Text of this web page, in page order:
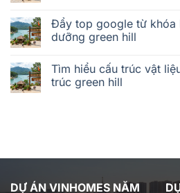
Đẩy top google từ khóa
dưỡng green hill
Tìm hiểu cấu trúc vật
trúc green hill
DỰ ÁN VINHOMES NĂM